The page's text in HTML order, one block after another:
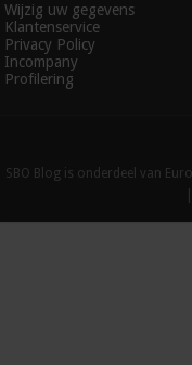
Wijzig uw gegevens
Klantenservice
Privacy Policy
Incompany
Profilering
SBO Blog is onderdeel van